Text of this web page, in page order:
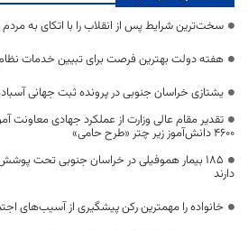
سخت‌ترین شرایط پس از انقلاب را با اتکای به
هفته دولت بهترین فرصت برای تبیین خدمات
یشتازی خراسان جنوبی در پرونده ثبت جهانی
تقدیر مقام عالی وزارت از عملکرد جهادی معاونت
۴۶۰۰ دانش‌آموز زیر چتر «طرح حامی»
۱۸۵ بیمار هموفیلی در خراسان جنوبی تحت
دارند
خانواده را مهمترین رکن پیشگیری از آسیب‌های